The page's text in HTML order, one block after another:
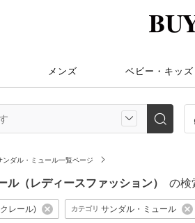
メンズ ベビー・キッズ
ンダル・ミュール一覧ページ
ル（レディースファッション） の検
レール) カテゴリ サンダル・ミュール